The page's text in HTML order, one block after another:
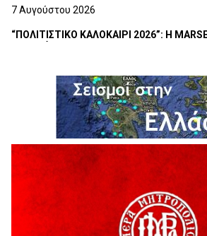
7 Αυγούστου 2026
“ΠΟΛΙΤΙΣΤΙΚΟ ΚΑΛΟΚΑΙΡΙ 2026”: Η
Υπογραφή Μνημονίου Συνεργασίας του
Δυτικής Μακεδονίας με το
6 Αυγούστου 2026
Σε απόγνωση λόγω αδέσποτων
6 Αυγούστου 2026
ΔΙΑΚΟΠΗ ΗΛΕΚΤΡΙΚΟΥ ΡΕΥΜΑΤΟΣ
6 Αυγούστου 2026
Ολοκληρώνεται η ασφαλτόστρωση της